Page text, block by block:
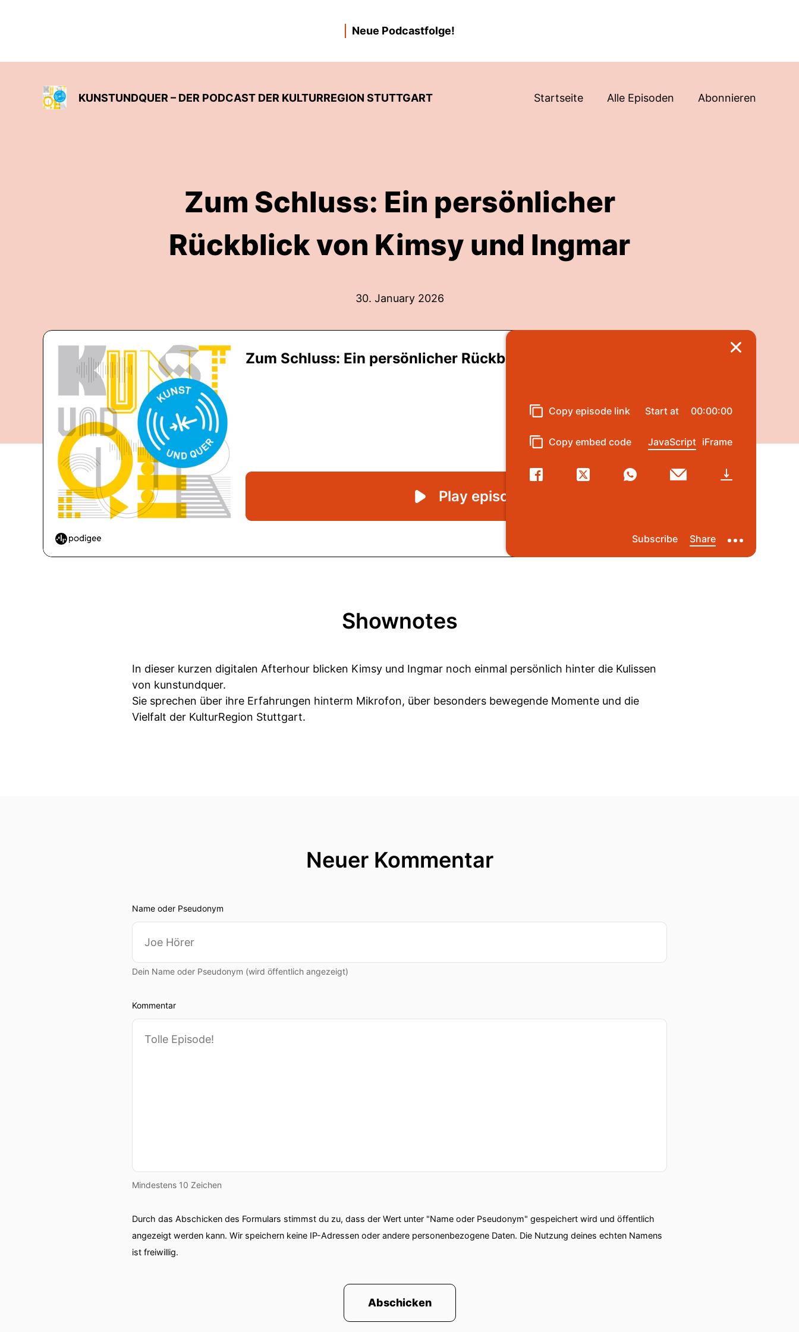
Neue Podcastfolge!
KUNSTUNDQUER – DER PODCAST DER KULTURREGION STUTTGART Startseite Alle Episoden Abonnieren
Zum Schluss: Ein persönlicher
Rückblick von Kimsy und Ingmar
30. January 2026
Shownotes
In dieser kurzen digitalen Afterhour blicken Kimsy und Ingmar noch einmal persönlich hinter die Kulissen
von kunstundquer.
Sie sprechen über ihre Erfahrungen hinterm Mikrofon, über besonders bewegende Momente und die
Vielfalt der KulturRegion Stuttgart.
Neuer Kommentar
Name oder Pseudonym
Dein Name oder Pseudonym (wird öffentlich angezeigt)
Kommentar
Mindestens 10 Zeichen
Durch das Abschicken des Formulars stimmst du zu, dass der Wert unter "Name oder Pseudonym" gespeichert wird und öffentlich
angezeigt werden kann. Wir speichern keine IP-Adressen oder andere personenbezogene Daten. Die Nutzung deines echten Namens
ist freiwillig.
Abschicken